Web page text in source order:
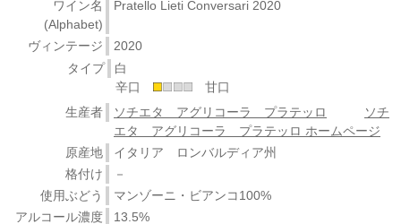
ワイン名
(Alphabet)
Pratello Lieti Conversari 2020
ヴィンテージ
2020
タイプ
白
辛口
甘口
生産者
ソチエタ アグリコーラ プラテッロ
ソチ
エタ アグリコーラ プラテッロ ホームページ
原産地
イタリア ロンバルディア州
格付け
－
使用ぶどう
マンゾーニ・ビアンコ100%
アルコール濃度
13.5%